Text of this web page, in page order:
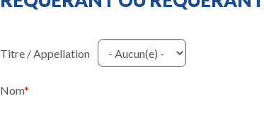
Titre / Appellation
Nom